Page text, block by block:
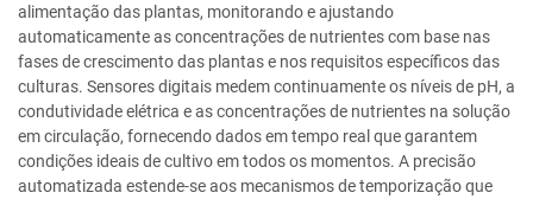
alimentação das plantas, monitorando e ajustando
automaticamente as concentrações de nutrientes com base nas
fases de crescimento das plantas e nos requisitos específicos das
culturas. Sensores digitais medem continuamente os níveis de pH, a
condutividade elétrica e as concentrações de nutrientes na solução
em circulação, fornecendo dados em tempo real que garantem
condições ideais de cultivo em todos os momentos. A precisão
automatizada estende-se aos mecanismos de temporização que